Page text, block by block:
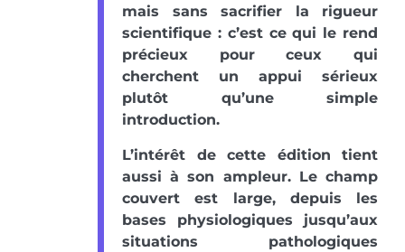
mais sans sacrifier la rigueur
scientifique : c’est ce qui le rend
précieux pour ceux qui
cherchent un appui sérieux
plutôt qu’une simple
introduction.
L’intérêt de cette édition tient
aussi à son ampleur. Le champ
couvert est large, depuis les
bases physiologiques jusqu’aux
situations pathologiques